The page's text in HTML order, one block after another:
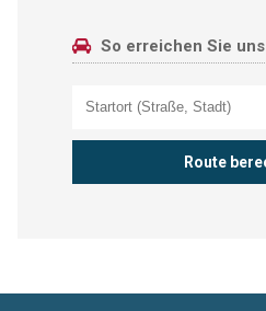
So erreichen Sie uns